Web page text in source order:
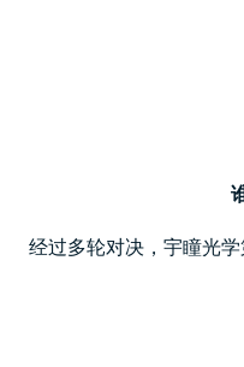
经过多轮对决，宇瞳光学